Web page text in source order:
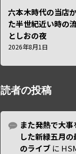
六本木時代の当店
た半世紀近い時の
としおの夜
2026年8月1日
読者の投稿
また発熱で大
した新緑五月
のライブ に